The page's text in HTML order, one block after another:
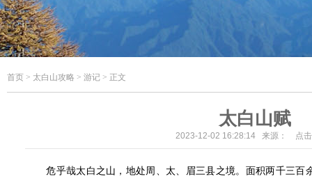
首页 > 太白山攻略 > 游记 > 正文
太白山赋
2023-12-02 16:28:14 来源： 点
危乎哉太白之山，地处周、太、眉三县之境。面积两千三百